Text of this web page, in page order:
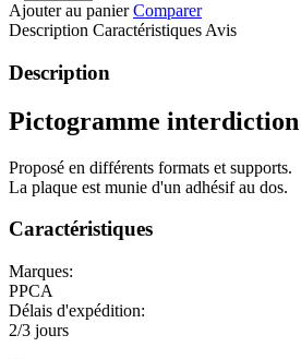
Ajouter au panier Comparer
Description Caractéristiques Avis
Description
Pictogramme
Proposé en différents formats et supports.
La plaque est munie d'un adhésif au dos.
Caractéristiques
Marques:
PPCA
Délais d'expédition:
2/3 jours